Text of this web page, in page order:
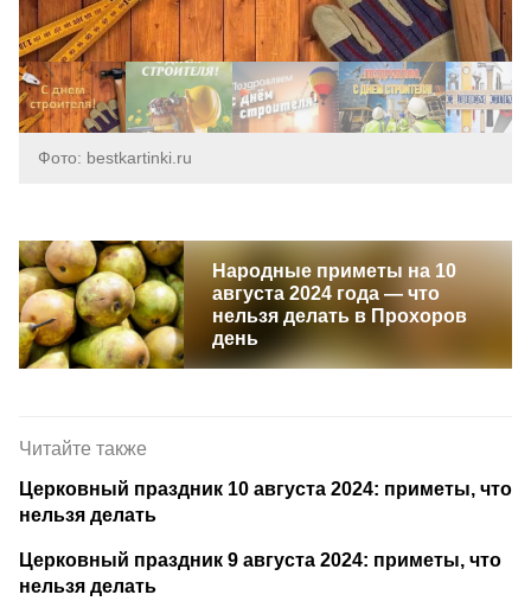
Фото: bestkartinki.ru
Народные приметы на 10
августа 2024 года — что
нельзя делать в Прохоров
день
Читайте также
Церковный праздник 10 августа 2024: приметы, что
нельзя делать
Церковный праздник 9 августа 2024: приметы, что
нельзя делать